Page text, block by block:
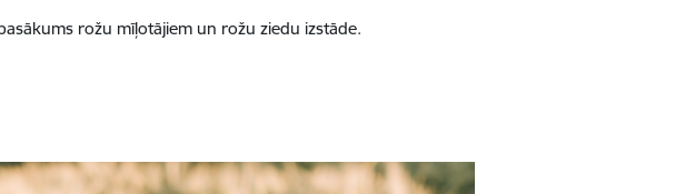
rožu mīļotājiem un rožu ziedu izstāde.